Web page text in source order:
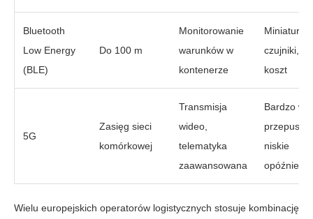
Bluetooth
Low Energy
(BLE)
Do 100 m
Monitorowanie
warunków w
kontenerze
czujniki,
koszt
5G
Zasięg sieci
komórkowej
Transmisja
wideo,
telematyka
zaawansowana
Bardzo
niskie
opóźnienia
Wielu europejskich operatorów logistycznych stosuje kombinację